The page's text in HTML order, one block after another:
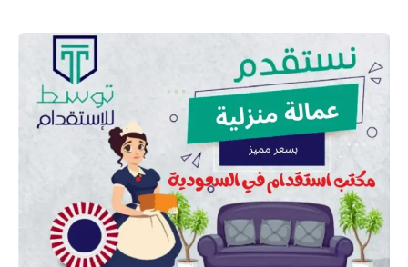
أفضل
مكتب
استقدام
في
السعودية